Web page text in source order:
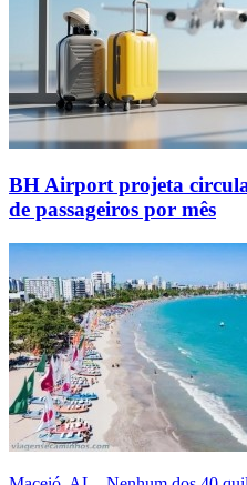
BH Airport projeta
de passageiros por mês